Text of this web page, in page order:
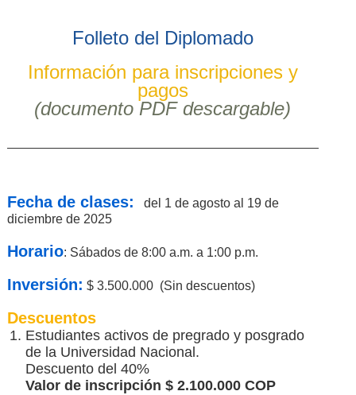
Folleto del Diplomado
Información para inscripciones y
pagos
(documento PDF descargable)
Fecha de clases:
del 1 de agosto al 19 de
diciembre de 2025
Horario: Sábados de 8:00 a.m. a 1:00 p.m.
Inversión: $ 3.500.000 (Sin descuentos)
Descuentos
Estudiantes activos de pregrado y posgrado
de la Universidad Nacional.
Descuento del 40%
Valor de inscripción $ 2.100.000 COP